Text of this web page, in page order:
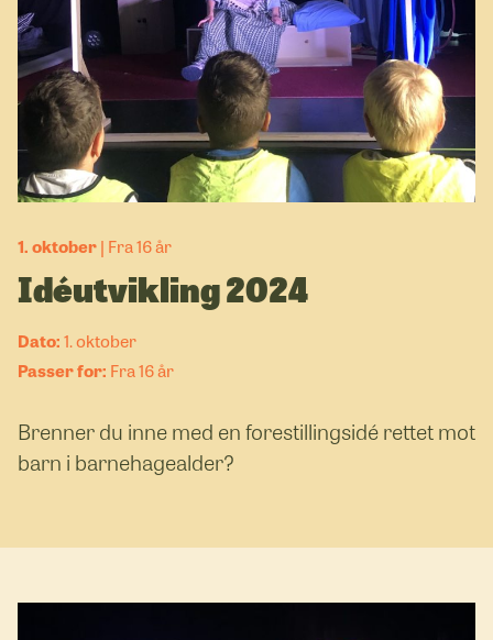
1. oktober Fra 16 år
Idéutvikling 2024
1. oktober
Fra 16 år
Brenner du inne med en forestillingsidé rettet mot
barn i barnehagealder?